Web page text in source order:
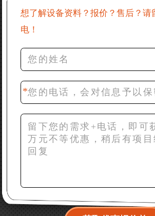
产品资料
36分钟前 罗先生：每小时100吨左右
42分钟前 梁先生：膨润土磨到200目
备？
想了解设备资料？报价？售后？请
电！